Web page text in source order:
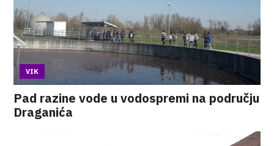
VIK
Pad razine vode u vodospremi na području
Draganića